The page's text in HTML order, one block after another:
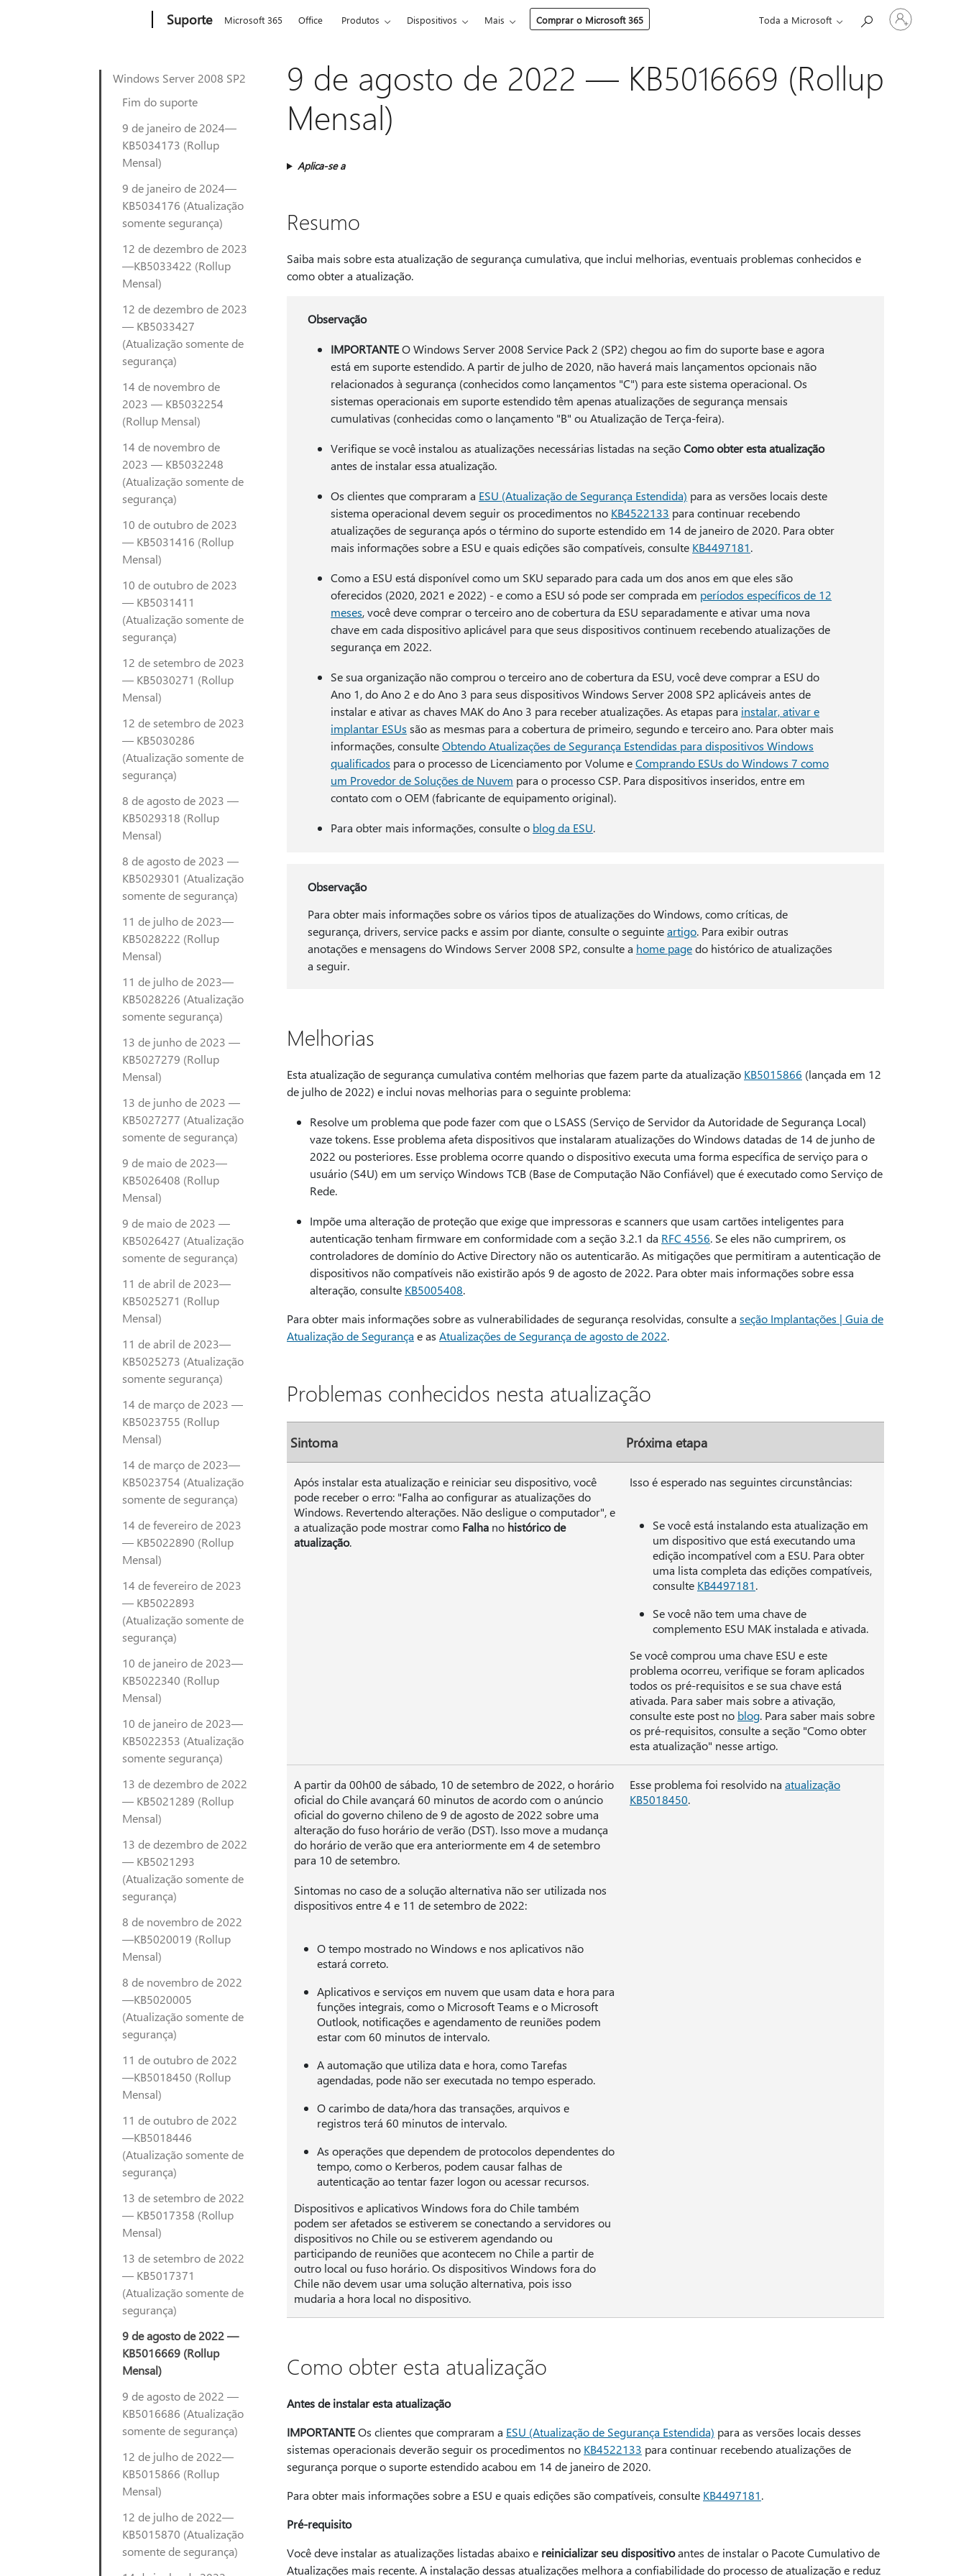
Suporte Microsoft 365 Office Produtos Dispositivos Mais Comprar o Microsoft 365 Toda a Microsoft
Entre
em
sua
Windows Server 2008 SP2
Fim do suporte
9 de janeiro de 2024—
KB5034173 (Rollup
Mensal)
9 de janeiro de 2024—
KB5034176 (Atualização
somente segurança)
12 de dezembro de 2023
—KB5033422 (Rollup
Mensal)
12 de dezembro de 2023
— KB5033427
(Atualização somente de
segurança)
14 de novembro de
2023 — KB5032254
(Rollup Mensal)
14 de novembro de
2023 — KB5032248
(Atualização somente de
segurança)
10 de outubro de 2023
— KB5031416 (Rollup
Mensal)
10 de outubro de 2023
— KB5031411
(Atualização somente de
segurança)
12 de setembro de 2023
— KB5030271 (Rollup
Mensal)
12 de setembro de 2023
— KB5030286
(Atualização somente de
segurança)
8 de agosto de 2023 —
KB5029318 (Rollup
Mensal)
8 de agosto de 2023 —
KB5029301 (Atualização
somente de segurança)
11 de julho de 2023—
KB5028222 (Rollup
Mensal)
11 de julho de 2023—
KB5028226 (Atualização
somente segurança)
13 de junho de 2023 —
KB5027279 (Rollup
Mensal)
13 de junho de 2023 —
KB5027277 (Atualização
somente de segurança)
9 de maio de 2023—
KB5026408 (Rollup
Mensal)
9 de maio de 2023 —
KB5026427 (Atualização
somente de segurança)
11 de abril de 2023—
KB5025271 (Rollup
Mensal)
11 de abril de 2023—
KB5025273 (Atualização
somente segurança)
14 de março de 2023 —
KB5023755 (Rollup
Mensal)
14 de março de 2023—
KB5023754 (Atualização
somente de segurança)
14 de fevereiro de 2023
— KB5022890 (Rollup
Mensal)
14 de fevereiro de 2023
— KB5022893
(Atualização somente de
segurança)
10 de janeiro de 2023—
KB5022340 (Rollup
Mensal)
10 de janeiro de 2023—
KB5022353 (Atualização
somente segurança)
13 de dezembro de 2022
— KB5021289 (Rollup
Mensal)
13 de dezembro de 2022
— KB5021293
(Atualização somente de
segurança)
8 de novembro de 2022
—KB5020019 (Rollup
Mensal)
8 de novembro de 2022
—KB5020005
(Atualização somente de
segurança)
11 de outubro de 2022
—KB5018450 (Rollup
Mensal)
11 de outubro de 2022
—KB5018446
(Atualização somente de
segurança)
13 de setembro de 2022
— KB5017358 (Rollup
Mensal)
13 de setembro de 2022
— KB5017371
(Atualização somente de
segurança)
9 de agosto de 2022 —
KB5016669 (Rollup
Mensal)
9 de agosto de 2022 —
KB5016686 (Atualização
somente de segurança)
12 de julho de 2022—
KB5015866 (Rollup
Mensal)
12 de julho de 2022—
KB5015870 (Atualização
somente de segurança)
9 de agosto de 2022 — KB5016669 (Rollup
Mensal)
Aplica-se a
Resumo
Saiba mais sobre esta atualização de segurança cumulativa, que inclui melhorias, eventuais problemas conhecidos e
como obter a atualização.
Observação
IMPORTANTEO Windows Server 2008 Service Pack 2 (SP2) chegou ao fim do suporte base e agora
está em suporte estendido. A partir de julho de 2020, não haverá mais lançamentos opcionais não
relacionados à segurança (conhecidos como lançamentos "C") para este sistema operacional. Os
sistemas operacionais em suporte estendido têm apenas atualizações de segurança mensais
cumulativas (conhecidas como o lançamento "B" ou Atualização de Terça-feira).
Verifique se você instalou as atualizações necessárias listadas na seçãoComo obter esta atualização
antes de instalar essa atualização.
Os clientes que compraram a ESU (Atualização de Segurança Estendida) para as versões locais deste
sistema operacional devem seguir os procedimentos no KB4522133 para continuar recebendo
atualizações de segurança após o término do suporte estendido em 14 de janeiro de 2020. Para obter
mais informações sobre a ESU e quais edições são compatíveis, consulte KB4497181.
Como a ESU está disponível como um SKU separado para cada um dos anos em que eles são
oferecidos (2020, 2021 e 2022) - e como a ESU só pode ser comprada em períodos específicos de 12
meses, você deve comprar o terceiro ano de cobertura da ESU separadamente e ativar uma nova
chave em cada dispositivo aplicável para que seus dispositivos continuem recebendo atualizações de
segurança em 2022.
Se sua organização não comprou o terceiro ano de cobertura da ESU, você deve comprar a ESU do
Ano 1, do Ano 2 e do Ano 3 para seus dispositivos Windows Server 2008 SP2 aplicáveis antes de
instalar e ativar as chaves MAK do Ano 3 para receber atualizações. As etapas para instalar, ativar e
implantar ESUs são as mesmas para a cobertura de primeiro, segundo e terceiro ano. Para obter mais
informações, consulteObtendo Atualizações de Segurança Estendidas para dispositivos Windows
qualificados para o processo de Licenciamento por Volume eComprando ESUs do Windows 7 como
um Provedor de Soluções de Nuvem para o processo CSP. Para dispositivos inseridos, entre em
contato com o OEM (fabricante de equipamento original).
Para obter mais informações, consulte o blog da ESU.
Observação
Para obter mais informações sobre os vários tipos de atualizações do Windows, como críticas, de
segurança, drivers, service packs e assim por diante, consulte o seguinteartigo. Para exibir outras
anotações e mensagens do Windows Server 2008 SP2, consulte a home pagedo histórico de atualizações
a seguir.
Melhorias
Esta atualização de segurança cumulativa contém melhorias que fazem parte da atualização KB5015866 (lançada em 12
de julho de 2022) e inclui novas melhorias para o seguinte problema:
Resolve um problema que pode fazer com que o LSASS (Serviço de Servidor da Autoridade de Segurança Local)
vaze tokens. Esse problema afeta dispositivos que instalaram atualizações do Windows datadas de 14 de junho de
2022 ou posteriores. Esse problema ocorre quando o dispositivo executa uma forma específica de serviço para o
usuário (S4U) em um serviço Windows TCB (Base de Computação Não Confiável) que é executado como Serviço de
Rede.
Impõe uma alteração de proteção que exige que impressoras e scanners que usam cartões inteligentes para
autenticação tenham firmware em conformidade com a seção 3.2.1 da RFC 4556. Se eles não cumprirem, os
controladores de domínio do Active Directory não os autenticarão. As mitigações que permitiram a autenticação de
dispositivos não compatíveis não existirão após 9 de agosto de 2022. Para obter mais informações sobre essa
alteração, consulte KB5005408.
Para obter mais informações sobre as vulnerabilidades de segurança resolvidas, consulte a seção Implantações | Guia de
Atualização de Segurança e as Atualizações de Segurança de agosto de 2022.
Problemas conhecidos nesta atualização
Sintoma Próxima etapa
Após instalar esta atualização e reiniciar seu dispositivo, você
pode receber o erro: "Falha ao configurar as atualizações do
Windows. Revertendo alterações. Não desligue o computador", e
a atualização pode mostrar como Falha no histórico de
atualização.
Isso é esperado nas seguintes circunstâncias:
Se você está instalando esta atualização em
um dispositivo que está executando uma
edição incompatível com a ESU. Para obter
uma lista completa das edições compatíveis,
consulte KB4497181.
Se você não tem uma chave de
complemento ESU MAK instalada e ativada.
Se você comprou uma chave ESU e este
problema ocorreu, verifique se foram aplicados
todos os pré-requisitos e se sua chave está
ativada. Para saber mais sobre a ativação,
consulte este post no blog. Para saber mais sobre
os pré-requisitos, consulte a seção "Como obter
esta atualização" nesse artigo.
A partir da 00h00 de sábado, 10 de setembro de 2022, o horário
oficial do Chile avançará 60 minutos de acordo com o anúncio
oficial do governo chileno de 9 de agosto de 2022 sobre uma
alteração do fuso horário de verão (DST). Isso move a mudança
do horário de verão que era anteriormente em 4 de setembro
para 10 de setembro.
Sintomas no caso de a solução alternativa não ser utilizada nos
dispositivos entre 4 e 11 de setembro de 2022:
O tempo mostrado no Windows e nos aplicativos não
estará correto.
Aplicativos e serviços em nuvem que usam data e hora para
funções integrais, como o Microsoft Teams e o Microsoft
Outlook, notificações e agendamento de reuniões podem
estar com 60 minutos de intervalo.
A automação que utiliza data e hora, como Tarefas
agendadas, pode não ser executada no tempo esperado.
O carimbo de data/hora das transações, arquivos e
registros terá 60 minutos de intervalo.
As operações que dependem de protocolos dependentes do
tempo, como o Kerberos, podem causar falhas de
autenticação ao tentar fazer logon ou acessar recursos.
Dispositivos e aplicativos Windows fora do Chile também
podem ser afetados se estiverem se conectando a servidores ou
dispositivos no Chile ou se estiverem agendando ou
participando de reuniões que acontecem no Chile a partir de
outro local ou fuso horário. Os dispositivos Windows fora do
Chile não devem usar uma solução alternativa, pois isso
mudaria a hora local no dispositivo.
Esse problema foi resolvido na atualização
KB5018450.
Como obter esta atualização
Antes de instalar esta atualização
IMPORTANTEOs clientes que compraram a ESU (Atualização de Segurança Estendida) para as versões locais desses
sistemas operacionais deverão seguir os procedimentos no KB4522133 para continuar recebendo atualizações de
segurança porque o suporte estendido acabou em 14 de janeiro de 2020.
Para obter mais informações sobre a ESU e quais edições são compatíveis, consulte KB4497181.
Pré-requisito
Você deve instalar as atualizações listadas abaixo e reinicializar seu dispositivoantes de instalar o Pacote Cumulativo de
Atualizações mais recente. A instalação dessas atualizações melhora a confiabilidade do processo de atualização e reduz